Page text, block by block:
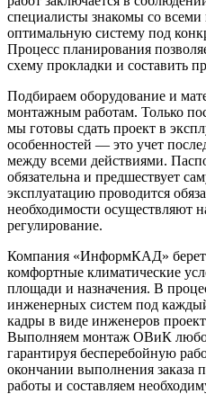
специалисты знакомы со
оптимальную систему под
Процесс планирования
схему прокладки и составить
Подбираем оборудование и
монтажным работам. Только
мы готовы сдать проект в
особенностей — это учет
между всеми действиями.
обязательна и предшествует
эксплуатацию проводится
необходимости осуществляют
регулирование.
Компания «ИнформКАД» берет
комфортные климатические
площади и назначения. В
инженерных систем под
кадры в виде инженеров
Выполняем монтаж ОВиК
гарантируя бесперебойную
окончании выполнения заказа
работы и составляем